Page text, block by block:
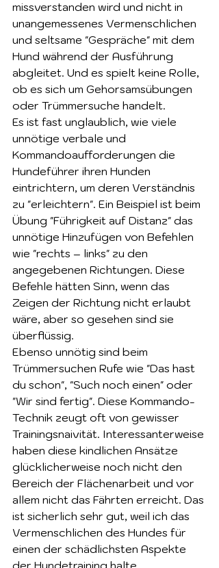
missverstanden wird und nicht in
unangemessenes Vermenschlichen
und seltsame "Gespräche" mit dem
Hund während der Ausführung
abgleitet. Und es spielt keine Rolle,
ob es sich um Gehorsamsübungen
oder Trümmersuche handelt.
Es ist fast unglaublich, wie viele
unnötige verbale und
Kommandoaufforderungen die
Hundeführer ihren Hunden
eintrichtern, um deren Verständnis
zu "erleichtern". Ein Beispiel ist beim
Übung "Führigkeit auf Distanz" das
unnötige Hinzufügen von Befehlen
wie "rechts – links" zu den
angegebenen Richtungen. Diese
Befehle hätten Sinn, wenn das
Zeigen der Richtung nicht erlaubt
wäre, aber so gesehen sind sie
überflüssig.
Ebenso unnötig sind beim
Trümmersuchen Rufe wie "Das hast
du schon", "Such noch einen" oder
"Wir sind fertig". Diese Kommando-
Technik zeugt oft von gewisser
Trainingsnaivität. Interessanterweise
haben diese kindlichen Ansätze
glücklicherweise noch nicht den
Bereich der Flächenarbeit und vor
allem nicht das Fährten erreicht. Das
ist sicherlich sehr gut, weil ich das
Vermenschlichen des Hundes für
einen der schädlichsten Aspekte
der Hundetraining halte.